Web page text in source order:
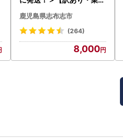
計1.8kg(900g×2袋) p8-1
42-2w
鹿児島県志布志市
(264)
8,000